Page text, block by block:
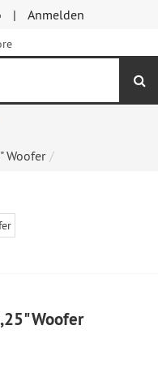
Anmelden
Woofer
Woofer